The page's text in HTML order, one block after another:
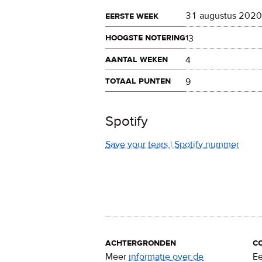
eerste week
31 augustus 2020
hoogste notering13
aantal weken
4
totaal punten
9
Spotify
Save your tears | Spotify nummer
achtergronden
Meer informatie over de